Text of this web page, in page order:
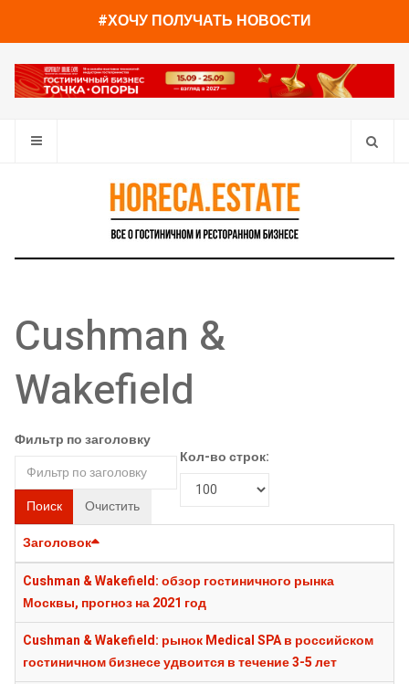
#ХОЧУ ПОЛУЧАТЬ НОВОСТИ
Cushman &
Wakefield
Фильтр по заголовку
Поиск Очистить
Кол-во строк:
Заголовок
Cushman & Wakefield: обзор гостиничного рынка
Москвы, прогноз на 2021 год
Cushman & Wakefield: рынок Medical SPA в российском
гостиничном бизнесе удвоится в течение 3-5 лет